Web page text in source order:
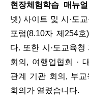
현장체험학습 매뉴
넷) 사이트 및 시·도
포럼(8.10자 제254
다. 또한 시·도교육
회의, 여행업협회 ·
관계 기관 회의, 부
회의가 열렸습니다.